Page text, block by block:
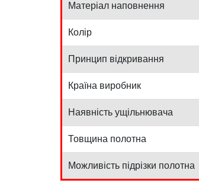
Матеріал наповнення
Колір
Принцип відкривання
Країна виробник
Наявність ущільнювача
Товщина полотна
Можливість підрізки полотна